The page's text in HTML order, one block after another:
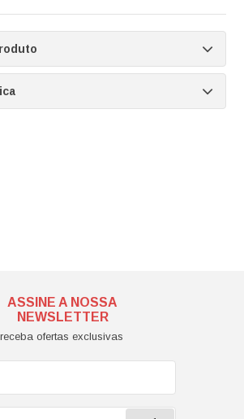
ASSINE A NOSSA
NEWSLETTER
ofertas exclusivas